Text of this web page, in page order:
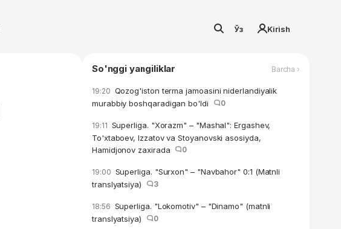
Ўз Kirish
So'nggi yangiliklar Barcha ›
19:20 Qozog'iston terma jamoasini niderlandiyalik
murabbiy boshqaradigan bo'ldi
0
19:11 Superliga. "Xorazm" – "Mashal": Ergashev,
To'xtaboev, Izzatov va Stoyanovski asosiyda,
Hamidjonov zaxirada
0
19:00 Superliga. "Surxon" – "Navbahor" 0:1 (Matnli
translyatsiya)
3
18:56 Superliga. "Lokomotiv" – "Dinamo" (matnli
translyatsiya)
0